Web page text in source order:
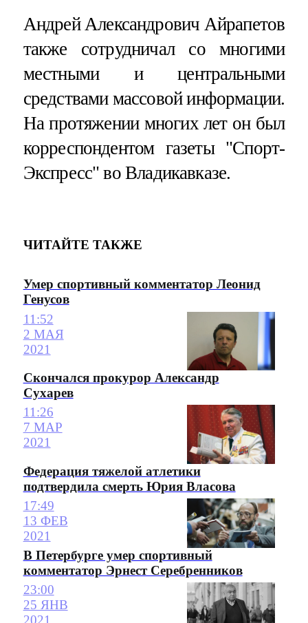
Андрей Александрович Айрапетов
также сотрудничал со многими
местными и центральными
средствами массовой информации.
На протяжении многих лет он был
корреспондентом газеты "Спорт-
Экспресс" во Владикавказе.
ЧИТАЙТЕ ТАКЖЕ
Умер спортивный комментатор Леонид
Генусов
11:52
2 МАЯ
2021
Скончался прокурор Александр
Сухарев
11:26
7 МАР
2021
Федерация тяжелой атлетики
подтвердила смерть Юрия Власова
17:49
13 ФЕВ
2021
В Петербурге умер спортивный
комментатор Эрнест Серебренников
23:00
25 ЯНВ